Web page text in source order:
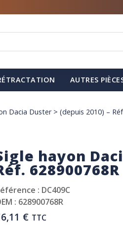
AUTRES
Dacia Duster > (depuis 2010) –
hayon
628900768R
: DC409C
: 628900768R
€ TTC